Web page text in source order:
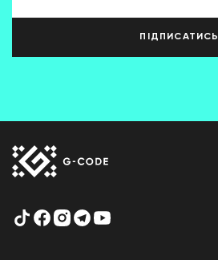
ПІДПИСАТИСЬ